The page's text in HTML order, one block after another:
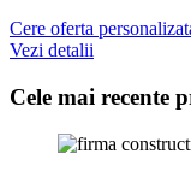
Cere oferta
Vezi detalii
Cele mai recente